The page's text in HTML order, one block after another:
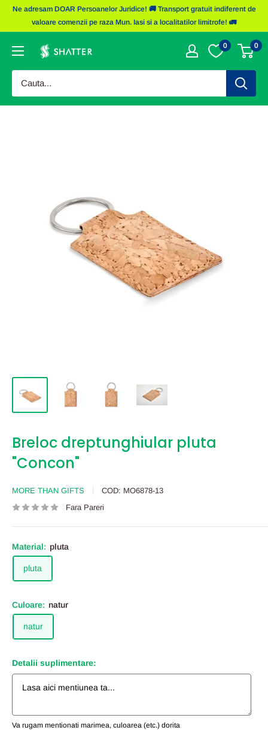
SaritiNe adresam DOAR Persoanelor Juridice! 🚚 Transport gratuit indiferent de
valoare comenzii pe raza Mun. Iasi si a localitatilor limitrofe! 🚛
Obiecte
Shatter
0 0
Breloc dreptunghiular pluta
"Concon"
MORE THAN GIFTS COD: MO6878-13
Fara Pareri
Material: pluta
pluta
Culoare: natur
natur
Detalii suplimentare:
Va rugam mentionati marimea, culoarea (etc.) dorita